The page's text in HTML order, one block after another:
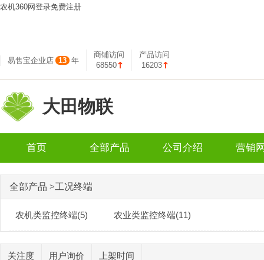
农机360网登录免费注册
易售宝企业店 13 年
商铺访问
68550
产品访问
16203
大田物联
首页 全部产品 公司介绍 营销
全部产品 >工况终端
农机类监控终端(5) 农业类监控终端(11)
关注度 用户询价 上架时间